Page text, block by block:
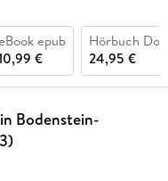
epub
€
Hörbuch
24,95 €
Bodenstein-